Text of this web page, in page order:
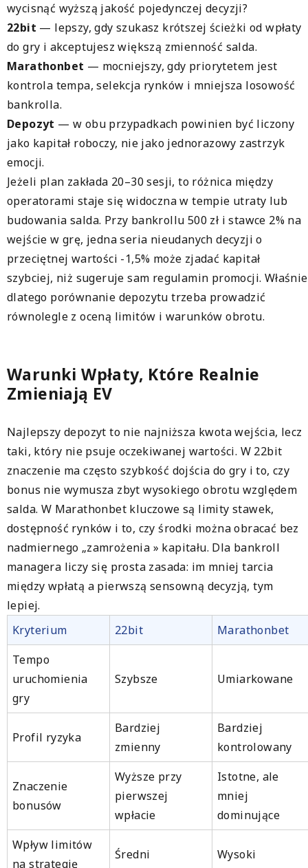
wycisnąć wyższą jakość pojedynczej decyzji?
22bit — lepszy, gdy szukasz krótszej ścieżki od wpłaty
do gry i akceptujesz większą zmienność salda.
Marathonbet — mocniejszy, gdy priorytetem jest
kontrola tempa, selekcja rynków i mniejsza losowość
bankrolla.
Depozyt — w obu przypadkach powinien być liczony
jako kapitał roboczy, nie jako jednorazowy zastrzyk
emocji.
Jeżeli plan zakłada 20–30 sesji, to różnica między
operatorami staje się widoczna w tempie utraty lub
budowania salda. Przy bankrollu 500 zł i stawce 2% na
wejście w grę, jedna seria nieudanych decyzji o
przeciętnej wartości -1,5% może zjadać kapitał
szybciej, niż sugeruje sam regulamin promocji. Właśnie
dlatego porównanie depozytu trzeba prowadzić
równolegle z oceną limitów i warunków obrotu.
Warunki Wpłaty, Które Realnie
Zmieniają EV
Najlepszy depozyt to nie najniższa kwota wejścia, lecz
taki, który nie psuje oczekiwanej wartości. W 22bit
znaczenie ma często szybkość dojścia do gry i to, czy
bonus nie wymusza zbyt wysokiego obrotu względem
salda. W Marathonbet kluczowe są limity stawek,
dostępność rynków i to, czy środki można obracać bez
nadmiernego „zamrożenia » kapitału. Dla bankroll
managera liczy się prosta zasada: im mniej tarcia
między wpłatą a pierwszą sensowną decyzją, tym
lepiej.
Kryterium
22bit
Marathonbet
Tempo
uruchomienia
gry
Szybsze Umiarkowane
Profil ryzyka
Bardziej
zmienny
Bardziej
kontrolowany
Znaczenie
bonusów
Wyższe przy
pierwszej
wpłacie
Istotne, ale
mniej
dominujące
Wpływ limitów
na strategię
Średni Wysoki